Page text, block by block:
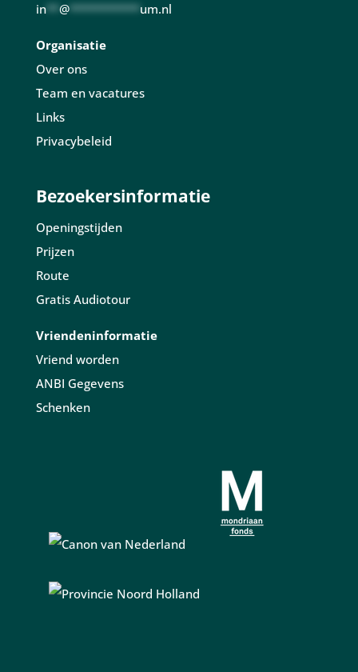
in** @*********** um.nl
Organisatie
Over ons
Team en vacatures
Links
Privacybeleid
Bezoekersinformatie
Openingstijden
Prijzen
Route
Gratis Audiotour
Vriendeninformatie
Vriend worden
ANBI Gegevens
Schenken